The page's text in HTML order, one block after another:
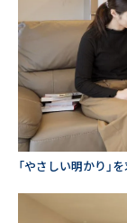
「やさしい明かり」